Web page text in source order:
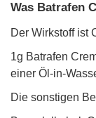
Was Batrafen
Der Wirkstoff ist
1g Batrafen
einer Öl-in-
Die sonstigen